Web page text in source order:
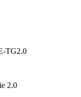
TG2.0
2.0